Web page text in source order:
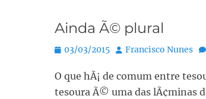
Ainda Ã© plural
Posted
03/03/2015 Autor:
Francisco Nunes
O que hÃ¡ de comum entre
tesoura Ã© uma das lÃ¢minas